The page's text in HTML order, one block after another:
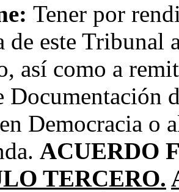
Tener por
de este Tribunal
así como a
Documentación
Democracia o
ACUERDO
TERCERO.